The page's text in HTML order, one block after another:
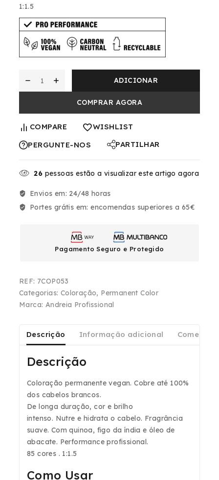
1:1.5
ADICIONAR
COMPRAR AGORA
COMPARE
WISHLIST
PERGUNTE-NOS
PARTILHAR
26 pessoas estão a visualizar este artigo agora
Envios em: 24/48 horas
Portes grátis em:encomendas superiores a 65€
Pagamento Seguro e Protegido
REF: 7COP053
Categorias: Coloração, Permanent Color
Marca: Andreia Profissional
Descrição Informação adicional
Descrição
Coloração permanente vegan. Cobre até 100%
dos cabelos brancos.
Delonga duração, cor e brilho
intenso. Nutre e hidrata o cabelo. Fragrância
suave. Com quinoa, figo da índia e óleo de
abacate. Performance profissional.
85 cores . 1:1.5
Como Usar